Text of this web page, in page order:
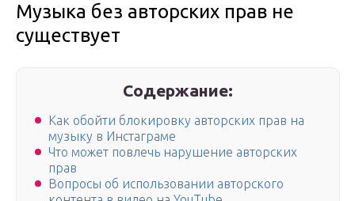
Музыка без авторских прав не
существует
Содержание:
Как обойти блокировку авторских прав на
музыку в Инстаграме
Что может повлечь нарушение авторских
прав
Вопросы об использовании авторского